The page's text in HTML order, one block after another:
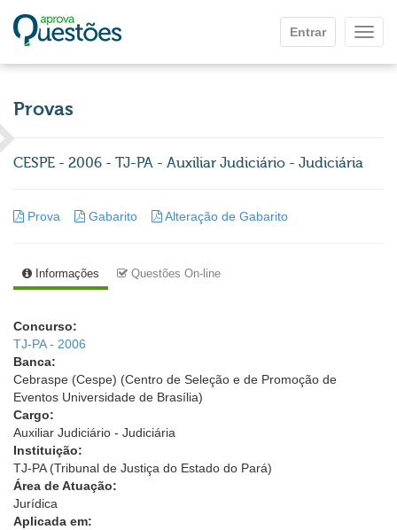
Entrar
Provas
CESPE - 2006 - TJ-PA - Auxiliar Judiciário - Judiciária
Prova Gabarito Alteração de Gabarito
Informações Questões On-line
Concurso:
TJ-PA - 2006
Banca:
Cebraspe (Cespe) (Centro de Seleção e de Promoção de
Eventos Universidade de Brasília)
Cargo:
Auxiliar Judiciário - Judiciária
Instituição:
TJ-PA (Tribunal de Justiça do Estado do Pará)
Área de Atuação:
Jurídica
Aplicada em: